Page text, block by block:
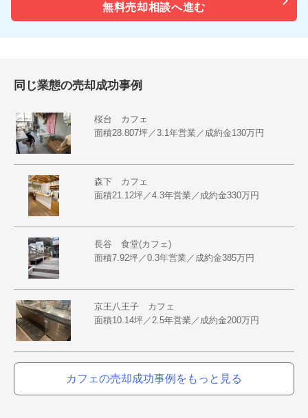
無料売却相談へ進む
同じ業態の売却成功事例
桜台 カフェ
面積28.807坪／3.1年営業／成約金130万円
森下 カフェ
面積21.12坪／4.3年営業／成約金330万円
長谷 食堂(カフェ)
面積7.92坪／0.3年営業／成約金385万円
京王八王子 カフェ
面積10.14坪／2.5年営業／成約金200万円
カフェの売却成功事例をもっと見る